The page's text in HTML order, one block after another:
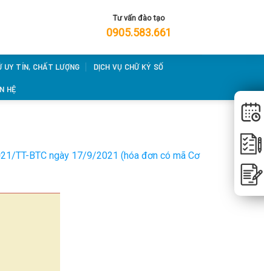
Tư vấn đào tạo
0905.583.661
UY TÍN, CHẤT LƯỢNG DỊCH VỤ CHỮ KÝ SỐ
HỆ
TT-BTC ngày 17/9/2021 (hóa đơn có mã Cơ